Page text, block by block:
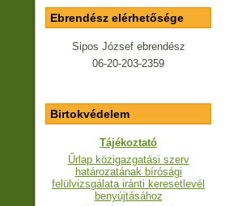
Ebrendész elérhetősége
Sipos József ebrendész
06-20-203-2359
Birtokvédelem
Tájékoztató
Űrlap közigazgatási szerv
határozatának bírósági
felülvizsgálata iránti keresetlevél
benyújtásához